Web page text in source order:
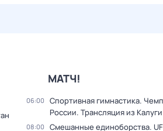
МАТЧ!
06:00
Спортивная гимнастика.
России. Трансляция из Калуги
08:00
Смешанные единоборства.